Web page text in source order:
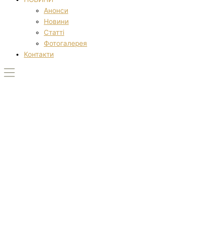
Анонси
Новини
Статті
Фотогалерея
Контакти